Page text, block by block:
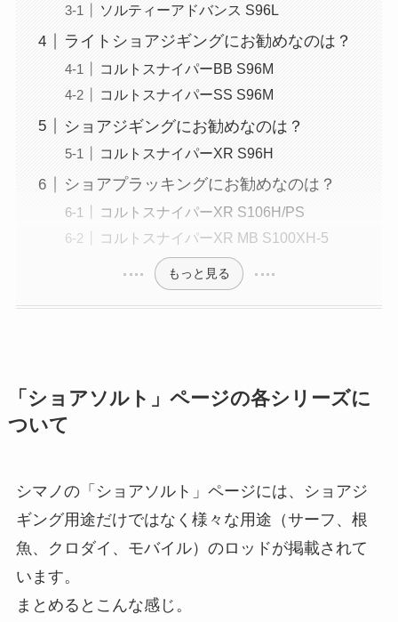
ソルティーアドバンス S96L
ライトショアジギングにお勧めなのは？
コルトスナイパーBB S96M
コルトスナイパーSS S96M
ショアジギングにお勧めなのは？
コルトスナイパーXR S96H
ショアプラッキングにお勧めなのは？
コルトスナイパーXR S106H/PS
コルトスナイパーXR MB S100XH-5
もっと見る
「ショアソルト」ページの各シリーズに
ついて
シマノの「ショアソルト」ページには、ショアジ
ギング用途だけではなく様々な用途（サーフ、根
魚、クロダイ、モバイル）のロッドが掲載されて
います。
まとめるとこんな感じ。